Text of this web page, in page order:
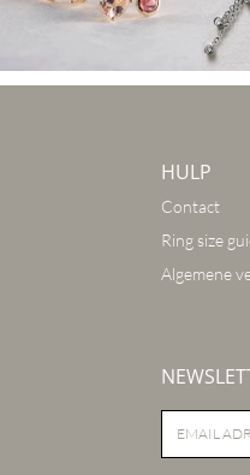
HULP
Contact
Ring size
Algemene